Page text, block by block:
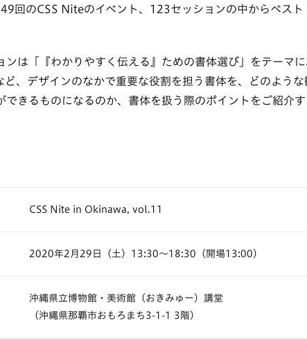
回のCSS Niteのイベント、123セッションの中からベスト
ンは「『わかりやすく伝える』ための書体選び」をテーマ
ど、デザインのなかで重要な役割を担う書体を、どのよう
できるものになるのか、書体を扱う際のポイントをご紹介す
CSS Nite in Okinawa, vol.11
2020年2月29日（土）13:30〜18:30（開場13:00）
沖縄県立博物館・美術館（おきみゅー）講堂
（沖縄県那覇市おもろまち3-1-1 3階）